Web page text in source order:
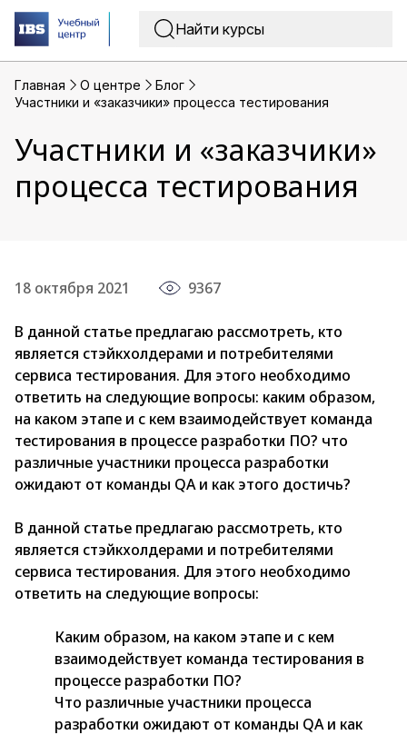
Главная O центре
Блог
Участники и «заказчики» процесса тестирования
Участники и «заказчики»
процесса тестирования
18 октября 2021 9367
В данной статье предлагаю рассмотреть, кто
является стэйкхолдерами и потребителями
сервиса тестирования. Для этого необходимо
ответить на следующие вопросы: каким образом,
на каком этапе и с кем взаимодействует команда
тестирования в процессе разработки ПО? что
различные участники процесса разработки
ожидают от команды QA и как этого достичь?
В данной статье предлагаю рассмотреть, кто
является стэйкхолдерами и потребителями
сервиса тестирования. Для этого необходимо
ответить на следующие вопросы:
Каким образом, на каком этапе и с кем
взаимодействует команда тестирования в
процессе разработки ПО?
Что различные участники процесса
разработки ожидают от команды QA и как